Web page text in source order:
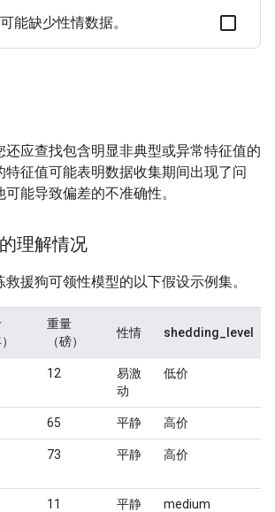
能缺少性情数据。
还应查找包含明显非典型或异常特征值的
特征值可能表明数据收集期间出现了问
能导致偏差的不准确性。
理解情况
援狗可领性模型的以下假设示例集。
重量
（磅）
性情 shedding_level
12
易激
动
低价
65 平静 高价
73 平静 高价
11 平静 medium